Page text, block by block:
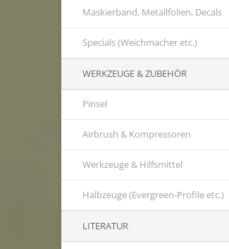
Maskierband, Metallfolien, Decals
Specials (Weichmacher etc.)
WERKZEUGE & ZUBEHÖR
Pinsel
Airbrush & Kompressoren
Werkzeuge & Hilfsmittel
Halbzeuge (Evergreen-Profile etc.)
LITERATUR